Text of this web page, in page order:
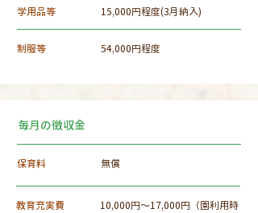
学用品等 15,000円程度(3月納入)
制服等 54,000円程度
毎月の徴収金
保育料 無償
教育充実費
10,000円〜17,000円（園利用時